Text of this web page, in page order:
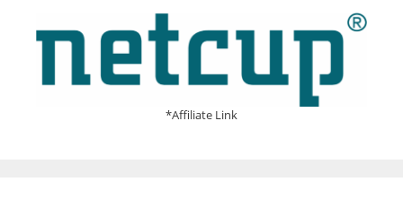
*Affiliate Link